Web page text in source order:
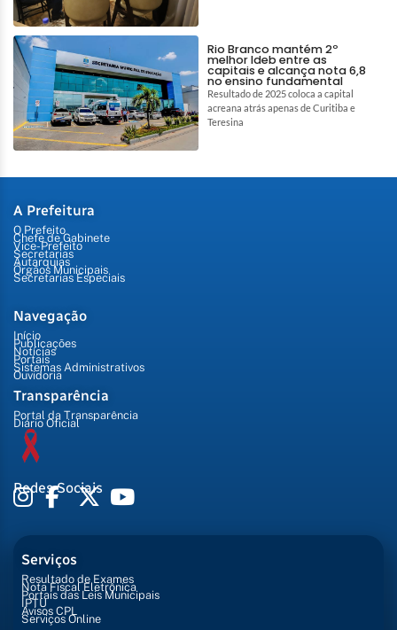
Rio Branco mantém 2º
melhor Ideb entre as
capitais e alcança nota 6,8
no ensino fundamental
Resultado de 2025 coloca a capital
acreana atrás apenas de Curitiba e
Teresina
A Prefeitura
O Prefeito
Chefe de Gabinete
Vice-Prefeito
Secretarias
Autarquias
Órgãos Municipais
Secretarias Especiais
Navegação
Início
Publicações
Notícias
Portais
Sistemas Administrativos
Ouvidoria
Transparência
Portal da Transparência
Diário Oficial
Redes Sociais
Serviços
Resultado de Exames
Nota Fiscal Eletrônica
Portais das Leis Municipais
IPTU
Avisos CPL
Serviços Online